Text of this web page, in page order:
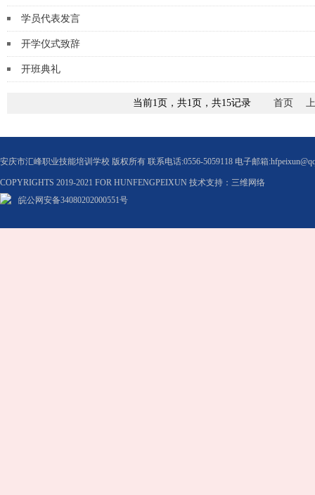
学员代表发言
开学仪式致辞
开班典礼
当前1页，共1页，共15记录 首页
安庆市汇峰职业技能培训学校 版权所有 联系电话:0556-5059118 电子邮箱
COPYRIGHTS 2019-2021 FOR HUNFENGPEIXUN 技术支持：三维网络
皖公网安备34080202000551号